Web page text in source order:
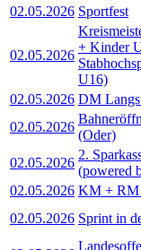
02.05.2026 Sportfest
02.05.2026
+ Kinder
U16)
02.05.2026 DM
02.05.2026
(Oder)
02.05.2026
2.
(powered
02.05.2026 KM + RM
02.05.2026 Sprint in